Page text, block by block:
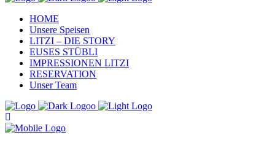
HOME
Unsere Speisen
LITZI – DIE STORY
EUSES STÜBLI
IMPRESSIONEN LITZI
RESERVATION
Unser Team